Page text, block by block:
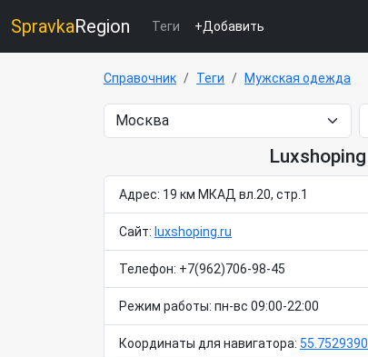
SpravkaRegion Теги +Добавить
Справочник Теги Мужская одежда
Адрес: 19 км МКАД вл.20, стр.1
Сайт: luxshoping.ru
Телефон: +7(962)706-98-45
Режим работы: пн-вс 09:00-22:00
Координаты для навигатора: